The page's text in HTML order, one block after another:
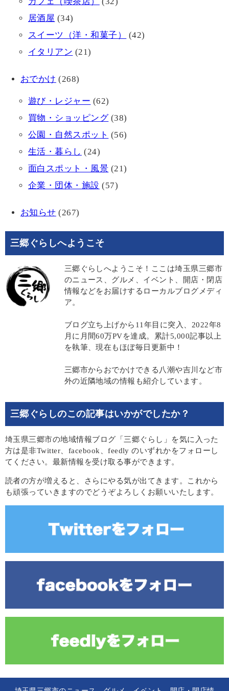
居酒屋 (34)
スイーツ（洋・和菓子）
(42)
イタリアン (21)
おでかけ (268)
遊び・レジャー (62)
買物・ショッピング(38)
公園・自然スポット (56)
生活・暮らし (24)
面白スポット・風景 (21)
企業・団体・施設 (57)
お知らせ (267)
三郷ぐらしへようこそ
三郷ぐらしへようこそ！ここは埼玉県三郷市
のニュース、グルメ、イベント、開店・閉店
情報などをお届けするローカルブログメディ
ア。
ブログ立ち上げから11年目に突入、2022年8
月に月間60万PVを達成。累計5,000記事以上
を執筆、現在もほぼ毎日更新中！
三郷市からおでかけできる八潮や吉川など市
外の近隣地域の情報も紹介しています。
三郷ぐらしのこの記事はいかがでしたか？
埼玉県三郷市の地域情報ブログ「三郷ぐらし」を気に入った
方は是非Twitter、facebook、feedly のいずれかをフォローし
てください。最新情報を受け取る事ができます。
読者の方が増えると、さらにやる気が出てきます。これから
も頑張っていきますのでどうぞよろしくお願いいたします。